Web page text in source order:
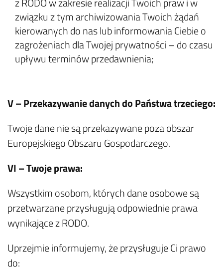
związku z tym archiwizowania Twoich żądań
kierowanych do nas lub informowania Ciebie o
zagrożeniach dla Twojej prywatności – do czasu
upływu terminów przedawnienia;
V – Przekazywanie danych do Państwa trzeciego:
Twoje dane nie są przekazywane poza obszar
Europejskiego Obszaru Gospodarczego.
VI – Twoje prawa:
Wszystkim osobom, których dane osobowe są
przetwarzane przysługują odpowiednie prawa
wynikające z RODO.
Uprzejmie informujemy, że przysługuje Ci prawo
do: